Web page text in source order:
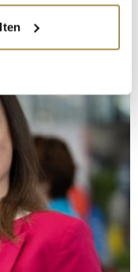
Lage
genau sein
identifizieren
Daten
Präferenzen im
und Anzeigen zu
Medien anbieten
Website zu
zu Ihrer